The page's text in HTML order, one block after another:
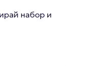
набор и